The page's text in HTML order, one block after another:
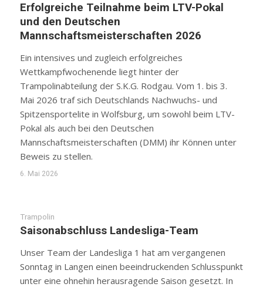
Erfolgreiche Teilnahme beim LTV-Pokal
und den Deutschen
Mannschaftsmeisterschaften 2026
Ein intensives und zugleich erfolgreiches
Wettkampfwochenende liegt hinter der
Trampolinabteilung der S.K.G. Rodgau. Vom 1. bis 3.
Mai 2026 traf sich Deutschlands Nachwuchs- und
Spitzensportelite in Wolfsburg, um sowohl beim LTV-
Pokal als auch bei den Deutschen
Mannschaftsmeisterschaften (DMM) ihr Können unter
Beweis zu stellen.
6. Mai 2026
Trampolin
Saisonabschluss Landesliga-Team
Unser Team der Landesliga 1 hat am vergangenen
Sonntag in Langen einen beeindruckenden Schlusspunkt
unter eine ohnehin herausragende Saison gesetzt. In